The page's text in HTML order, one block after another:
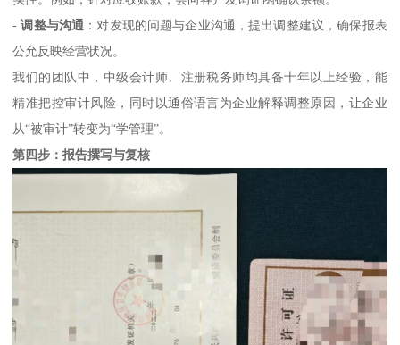
-调整与沟通 ：对发现的问题与企业沟通，提出调整建议，确保报表
公允反映经营状况。
我们的团队中，中级会计师、注册税务师均具备十年以上经验，能
精准把控审计风险，同时以通俗语言为企业解释调整原因，让企业
从“被审计”转变为“学管理”。
第四步：报告撰写与复核